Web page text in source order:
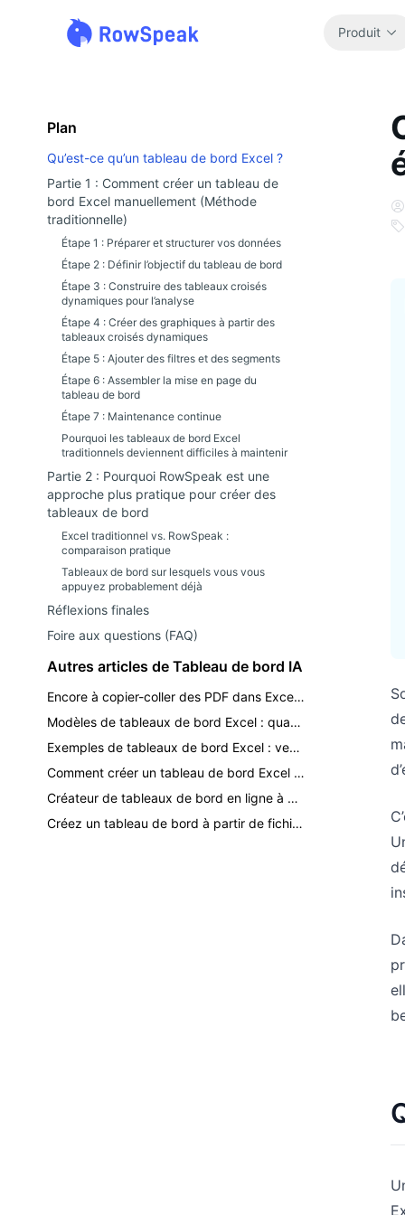
Produit
Plan
Qu’est-ce qu’un tableau de bord Excel ?
Partie 1 : Comment créer un tableau de
bord Excel manuellement (Méthode
traditionnelle)
Étape 1 : Préparer et structurer vos données
Étape 2 : Définir l’objectif du tableau de bord
Étape 3 : Construire des tableaux croisés
dynamiques pour l’analyse
Étape 4 : Créer des graphiques à partir des
tableaux croisés dynamiques
Étape 5 : Ajouter des filtres et des segments
Étape 6 : Assembler la mise en page du
tableau de bord
Étape 7 : Maintenance continue
Pourquoi les tableaux de bord Excel
traditionnels deviennent difficiles à maintenir
Partie 2 : Pourquoi RowSpeak est une
approche plus pratique pour créer des
tableaux de bord
Excel traditionnel vs. RowSpeak :
comparaison pratique
Tableaux de bord sur lesquels vous vous
appuyez probablement déjà
Réflexions finales
Foire aux questions (FAQ)
Autres articles de Tableau de bord IA
Encore à copier-coller des PDF dans Excel ? Transformez vos rapports en tableaux de bord.
Modèles de tableaux de bord Excel : quand utiliser un modèle vs l'IA
Exemples de tableaux de bord Excel : ventes, finance, stocks et rapports KPI
Comment créer un tableau de bord Excel avec l'IA
Créateur de tableaux de bord en ligne à partir d'Excel : un workflow IA pratique
Créez un tableau de bord à partir de fichiers Excel, CSV et PDF avec l'IA